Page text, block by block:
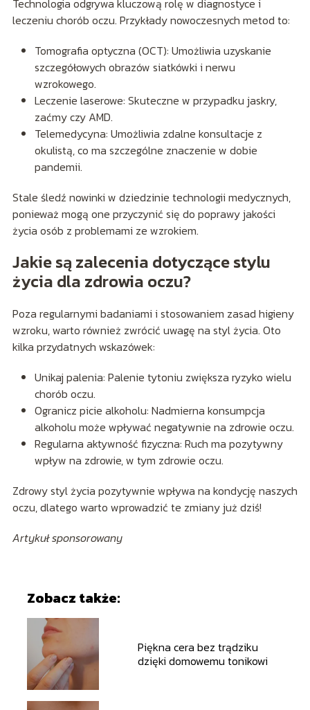
Technologia odgrywa kluczową rolę w diagnostyce i
leczeniu chorób oczu. Przykłady nowoczesnych metod to:
Tomografia optyczna (OCT): Umożliwia uzyskanie
szczegółowych obrazów siatkówki i nerwu
wzrokowego.
Leczenie laserowe: Skuteczne w przypadku jaskry,
zaćmy czy AMD.
Telemedycyna: Umożliwia zdalne konsultacje z
okulistą, co ma szczególne znaczenie w dobie
pandemii.
Stale śledź nowinki w dziedzinie technologii medycznych,
ponieważ mogą one przyczynić się do poprawy jakości
życia osób z problemami ze wzrokiem.
Jakie są zalecenia dotyczące stylu
życia dla zdrowia oczu?
Poza regularnymi badaniami i stosowaniem zasad higieny
wzroku, warto również zwrócić uwagę na styl życia. Oto
kilka przydatnych wskazówek:
Unikaj palenia: Palenie tytoniu zwiększa ryzyko wielu
chorób oczu.
Ogranicz picie alkoholu: Nadmierna konsumpcja
alkoholu może wpływać negatywnie na zdrowie oczu.
Regularna aktywność fizyczna: Ruch ma pozytywny
wpływ na zdrowie, w tym zdrowie oczu.
Zdrowy styl życia pozytywnie wpływa na kondycję naszych
oczu, dlatego warto wprowadzić te zmiany już dziś!
Artykuł sponsorowany
Zobacz także:
Piękna cera bez trądziku
dzięki domowemu tonikowi